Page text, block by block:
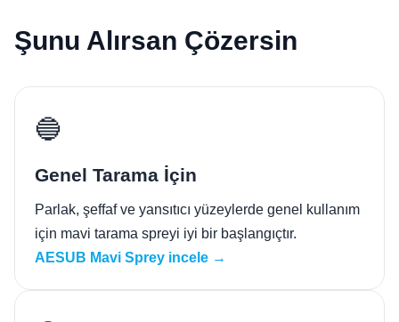
Şunu Alırsan Çözersin
🔵
Genel Tarama İçin
Parlak, şeffaf ve yansıtıcı yüzeylerde genel kullanım
için mavi tarama spreyi iyi bir başlangıçtır.
AESUB Mavi Sprey incele →